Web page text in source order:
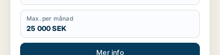
Max. per månad
25 000 SEK
Mer info